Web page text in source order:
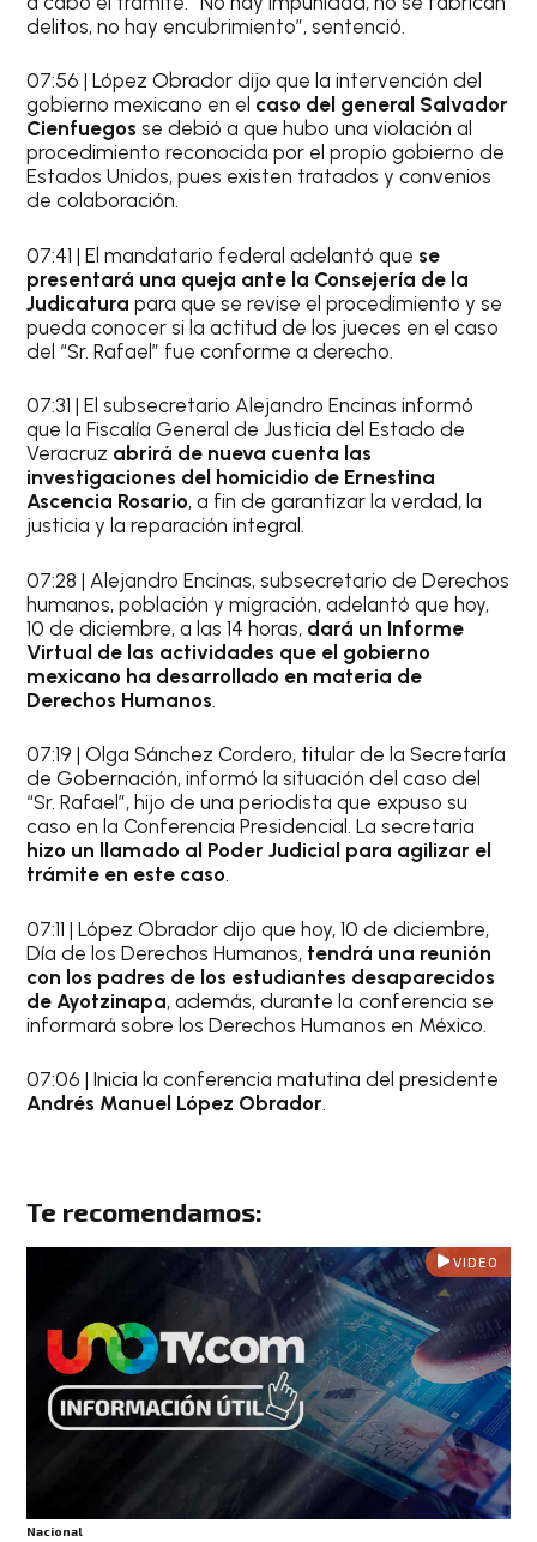
delitos, no hay encubrimiento”, sentenció.
07:56 | López Obrador dijo que la intervención del
gobierno mexicano en el caso del general Salvador
Cienfuegos se debió a que hubo una violación al
procedimiento reconocida por el propio gobierno de
Estados Unidos, pues existen tratados y convenios
de colaboración.
07:41 | El mandatario federal adelantó que se
presentará una queja ante la Consejería de la
Judicatura para que se revise el procedimiento y se
pueda conocer si la actitud de los jueces en el caso
del “Sr. Rafael” fue conforme a derecho.
07:31 | El subsecretario Alejandro Encinas informó
que la Fiscalía General de Justicia del Estado de
Veracruz abrirá de nueva cuenta las
investigaciones del homicidio de Ernestina
Ascencia Rosario, a fin de garantizar la verdad, la
justicia y la reparación integral.
07:28 | Alejandro Encinas, subsecretario de Derechos
humanos, población y migración, adelantó que hoy,
10 de diciembre, a las 14 horas, dará un Informe
Virtual de las actividades que el gobierno
mexicano ha desarrollado en materia de
Derechos Humanos.
07:19 | Olga Sánchez Cordero, titular de la Secretaría
de Gobernación, informó la situación del caso del
“Sr. Rafael”, hijo de una periodista que expuso su
caso en la Conferencia Presidencial. La secretaria
hizo un llamado al Poder Judicial para agilizar el
trámite en este caso.
07:11 | López Obrador dijo que hoy, 10 de diciembre,
Día de los Derechos Humanos, tendrá una reunión
con los padres de los estudiantes desaparecidos
de Ayotzinapa, además, durante la conferencia se
informará sobre los Derechos Humanos en México.
07:06 | Inicia la conferencia matutina del presidente
Andrés Manuel López Obrador.
Te recomendamos:
VIDEO
Nacional